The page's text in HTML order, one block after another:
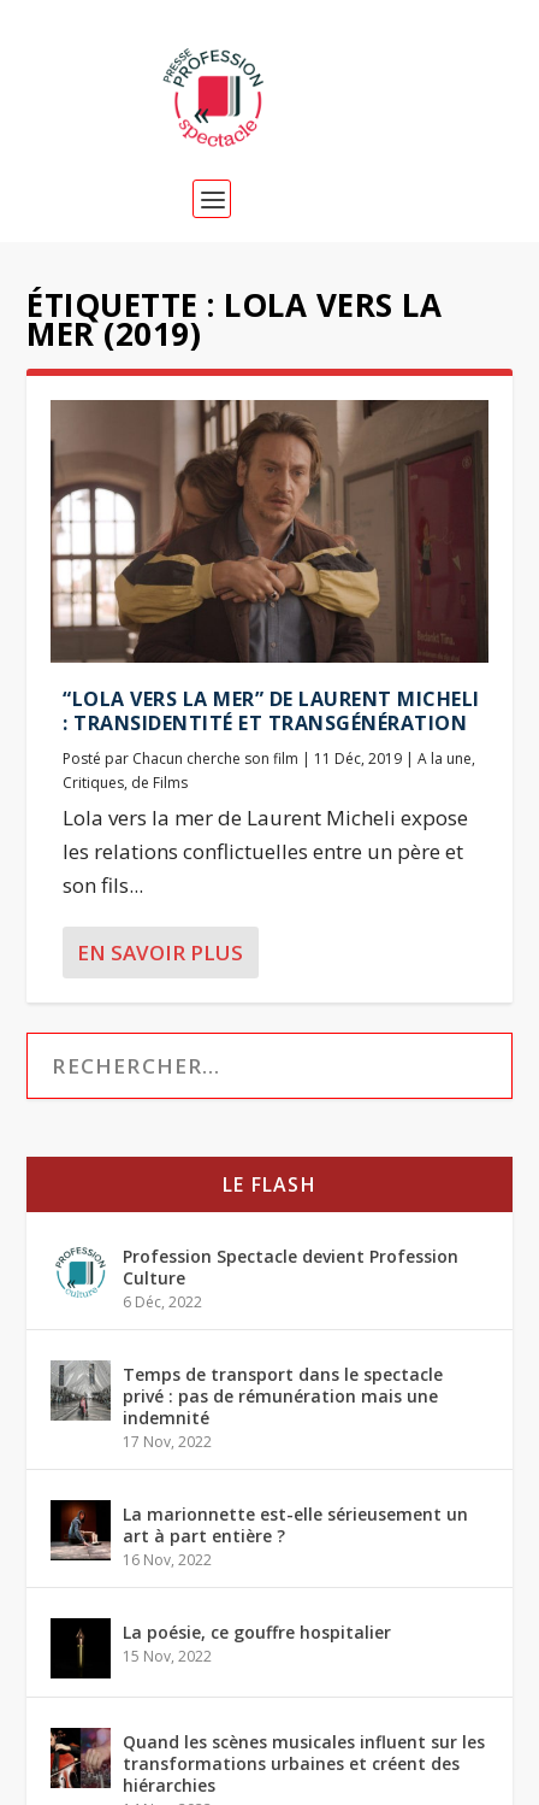
ÉTIQUETTE : LOLA VERS LA
MER (2019)
“LOLA VERS LA MER” DE LAURENT MICHELI
: TRANSIDENTITÉ ET TRANSGÉNÉRATION
Posté par Chacun cherche son film | 11 Déc, 2019 |A la une,
Critiques, de Films
Lola vers la mer de Laurent Micheli expose
les relations conflictuelles entre un père et
son fils...
EN SAVOIR PLUS
LE FLASH
Profession Spectacle devient Profession
Culture
6 Déc, 2022
Temps de transport dans le spectacle
privé : pas de rémunération mais une
indemnité
17 Nov, 2022
La marionnette est-elle sérieusement un
art à part entière ?
16 Nov, 2022
La poésie, ce gouffre hospitalier
15 Nov, 2022
Quand les scènes musicales influent sur les
transformations urbaines et créent des
hiérarchies